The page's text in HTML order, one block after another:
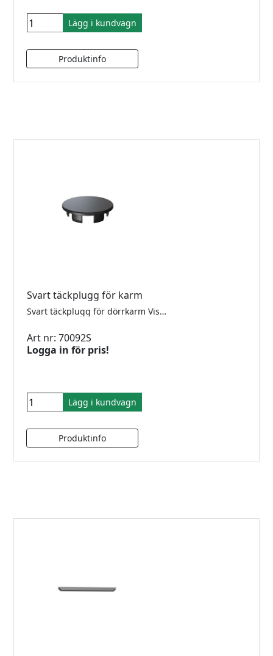
Lägg i kundvagn
Svart täckplugg för karm
Svart täckplugg för dörrkarm Vision300. Används då man vill fästa karmsidan direkt mot trävägg och dölja infästningshålen. Ytterdiameter 16mm. Borrhål 12mm.
Art nr: 70092S
Logga in för pris!
Lägg i kundvagn